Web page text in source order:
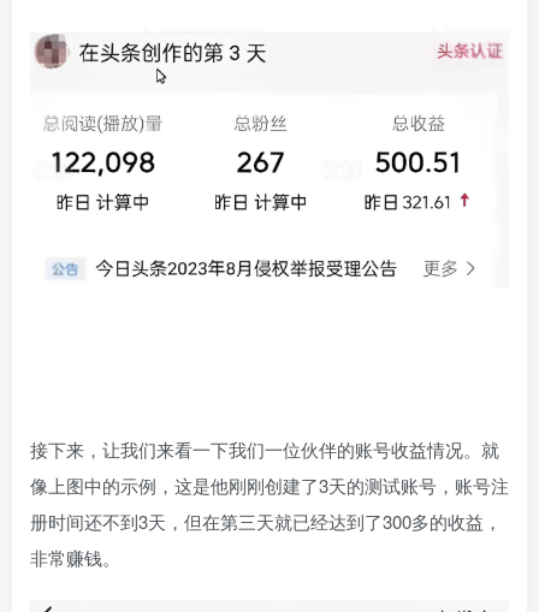
接下来，让我们来看一下我们一位伙伴的账号收益情况。就
像上图中的示例，这是他刚刚创建了3天的测试账号，账号注
册时间还不到3天，但在第三天就已经达到了300多的收益，
非常赚钱。